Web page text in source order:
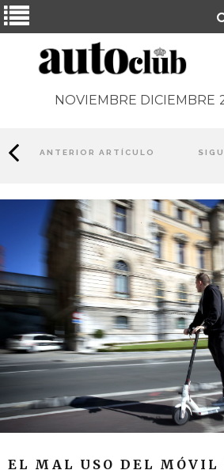
NOVIEMBRE DICIEMBRE
ANTERIOR ARTÍCULO
EL MAL USO DEL MÓVIL